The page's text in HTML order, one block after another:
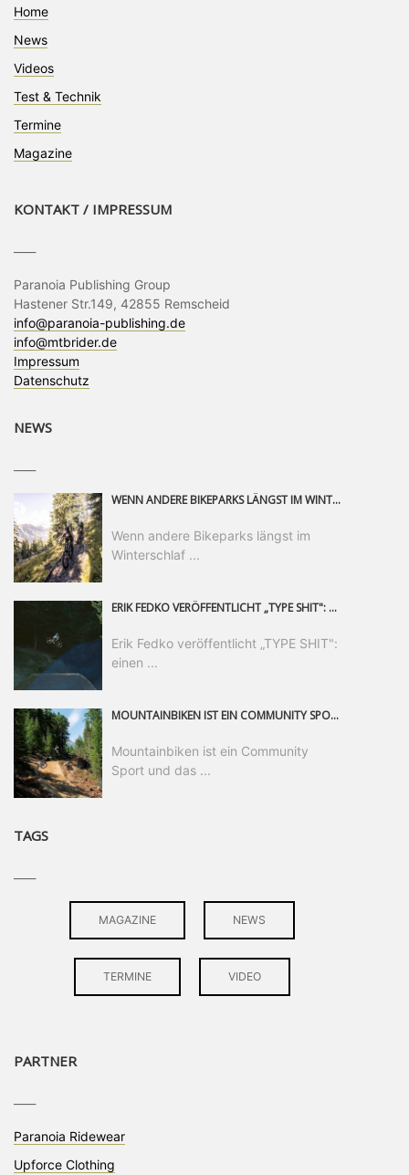
Home
News
Videos
Test & Technik
Termine
Magazine
KONTAKT / IMPRESSUM
Paranoia Publishing Group
Hastener Str.149, 42855 Remscheid
info@paranoia-publishing.de
info@mtbrider.de
Impressum
Datenschutz
NEWS
WENN ANDERE BIKEPARKS LÄNGST IM WINTERSCHLAF SIND, IST MAN IN SAALFELDEN LEOGANG IMMER NOCH AM MOUNTAINBIKEN. IST DER HERBST DIE SCHÖNSTE ZEIT DES JAHRES? AUF DEN TRAILS RUND UM SAALFELDEN LEOGANG UND IM EPIC BIKEPARK LEOGANG IST ER DAS AUF JEDEN FALL – UND DIE GEFÜHLT DIE LÄNGSTE NOCH DAZU. NOCH BIS MINDESTENS 8. NOVEMBER STEHT DAS PINZGAUER MOUNTAINBIKE-PARADIES ALLEN RIDERN OFFEN, DIE EINFACH NICHT GENUG KRIEGEN KÖNNEN. DABEI HÄLT DIE GOLDENE JAHRESZEIT IN SAALFELDEN LEOGANG WEIT MEHR ALS LINES, TRAILS UND HERBSTPANORAMEN BEREIT: MIT DEM BIKE FESTIVAL, VERSCHIEDENEN LADIES SHRED EVENTS UND EINEM DIE GESAMTE SAISON ANDAUERNDEN PHOTO CONTEST ZUM 25-JÄHRIGEN BIKEPARK-JUBILÄUM GIBT ES RUND UM ÖSTERREICHS ÄLTESTEN BIKEPARK EINIGES ZU ERLEBEN.
Wenn andere Bikeparks längst im
Winterschlaf ...
ERIK FEDKO VERÖFFENTLICHT „TYPE SHIT": EINEN 23-MINÜTIGEN MOUNTAINBIKE-FILM, ÜBER DREI JAHRE RUND UM DIE WELT GEDREHT. ZEITGLEICH LAUNCHT ER DIE GLEICHNAMIGE KOLLEKTION SEINER BRAND TYPE. EIN SEGMENT DES FILMS ERSCHEINT SEPARAT AUF RED BULL BIKE.
Erik Fedko veröffentlicht „TYPE SHIT":
einen ...
MOUNTAINBIKEN IST EIN COMMUNITY SPORT UND DAS BEWEIST SICH IN DER BIKE REPUBLIC SÖLDEN GERADE EINDRUCKSVOLL AUF ALLEN LEVELN. FREERIDE PROFI, SHAPERIN UND FRISCH GEWÄHLTE SWATCH NINES MVP VERO SANDLER IST BEGEISTERT VON DER VIELFALT DER BIKE DESTINATION, DER NEUEN JUMPLINE UND PLÄDIERT FÜR MUT BEI (FRAUEN) COMMUNITIES. VERO UND IHR VERLOBTER SAM HODGES VERBRINGEN MEHRERE MONATE IN DER BIKE REPUBLIC UND LASSEN UNS DARAN TEILHABEN. UM COMMUNITY GEHT ES AUCH BEI DER PARTNERSCHAFT ZWISCHEN SÖLDEN UND DEM NEUEN RIDERS PARK DONOVALY IN DER SLOWAKEI: DER DORTIGE TOURISMUSDIREKTOR JIRI PEC IST ÜBERZEUGT: VON MEHR BIKEPARKS PROFITIERT DIE GANZE MTB-SZENE – UND MIT DOMINIK LINSER, GESCHÄFTSFÜHRER DER BRS, HAT ER DAMIT DEN PERFEKTEN PARTNER GEFUNDEN.
Mountainbiken ist ein Community
Sport und das ...
TAGS
MAGAZINE NEWS
TERMINE VIDEO
PARTNER
Paranoia Ridewear
Upforce Clothing